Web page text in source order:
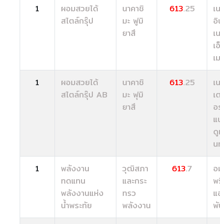
1
ผอมสวยได้
สไตล์กรุ๊ป
นาคาชิ
มะ ฟูมิ
ยาสึ
613.25
เ
เ
เ
1
ผอมสวยได้
สไตล์กรุ๊ป AB
นาคาชิ
มะ ฟุมิ
ยาสึ
613.25
เ
ดู
1
พลังงาน
ทดแทน
พลังงานแห่ง
น้ำพระทัย
วุฒิสภา
และกระ
ทรว
พลังงาน
613.7